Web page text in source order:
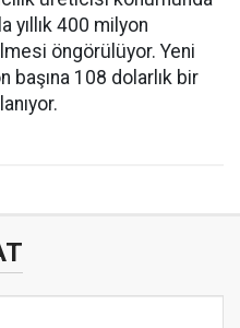
yıllık 400 milyon
öngörülüyor. Yeni
başına 108 dolarlık bir